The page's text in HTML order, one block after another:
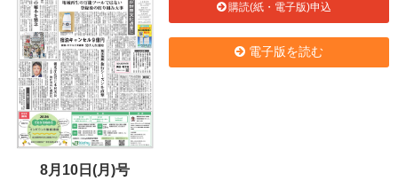
8月10日(月)号
購読(紙・電子版)申込
電子版を読む